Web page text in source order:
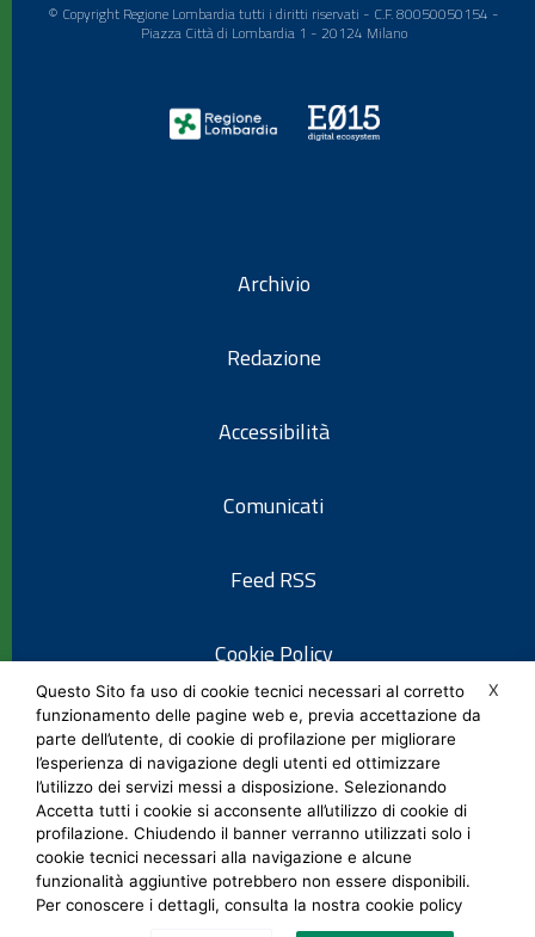
© Copyright Regione Lombardia tutti i diritti riservati - C.F. 80050050154 -
Piazza Città di Lombardia 1 - 20124 Milano
Archivio
Redazione
Accessibilità
Comunicati
Feed RSS
Cookie Policy
Informativa privacy
Note legali
Social Media Policy
X
Questo Sito fa uso di cookie tecnici necessari al corretto
funzionamento delle pagine web e, previa accettazione da
parte dell’utente, di cookie di profilazione per migliorare
l’esperienza di navigazione degli utenti ed ottimizzare
l’utilizzo dei servizi messi a disposizione. Selezionando
Accetta tutti i cookie si acconsente all’utilizzo di cookie di
profilazione. Chiudendo il banner verranno utilizzati solo i
cookie tecnici necessari alla navigazione e alcune
funzionalità aggiuntive potrebbero non essere disponibili.
Per conoscere i dettagli, consulta la nostra cookie policy